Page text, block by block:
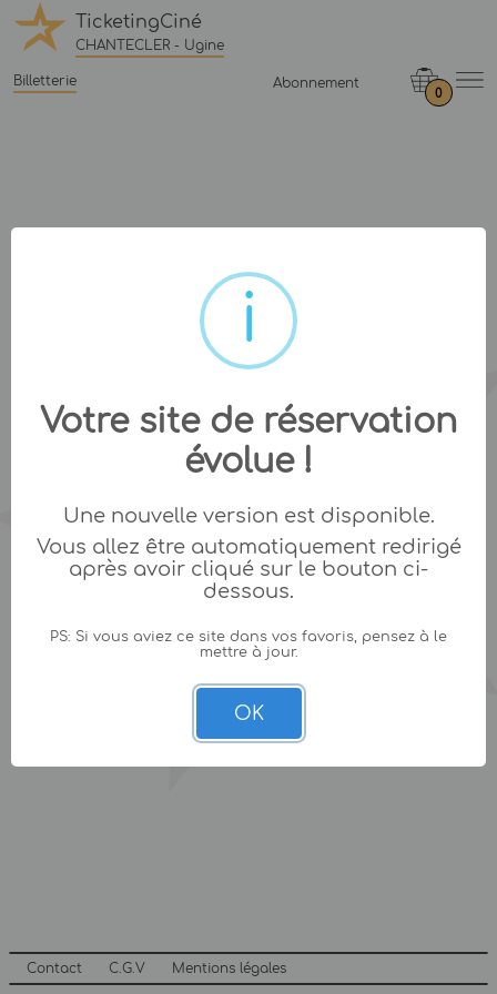
TicketingCiné
CHANTECLER - Ugine
Billetterie Abonnement
0
Contact C.G.V Mentions légales
Votre site de réservation
évolue !
Une nouvelle version est disponible.
Vous allez être automatiquement redirigé
après avoir cliqué sur le bouton ci-
dessous.
PS: Si vous aviez ce site dans vos favoris, pensez à le
mettre à jour.
OK